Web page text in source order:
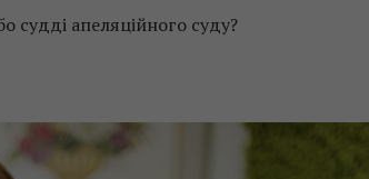
судді апеляційного суду?